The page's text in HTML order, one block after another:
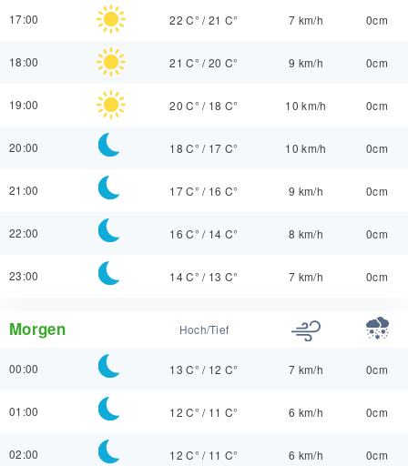
17:00 22 C° /21 C° 7 km/h 0cm
18:00 21 C° /20 C° 9 km/h 0cm
19:00 20 C° / 18 C° 10 km/h 0cm
20:00 18 C° / 17 C° 10 km/h 0cm
21:00 17 C° / 16 C° 9 km/h 0cm
22:00 16 C° / 14 C° 8 km/h 0cm
23:00 14 C° / 13 C° 7 km/h 0cm
Morgen Hoch/Tief
00:00 13 C° / 12 C° 7 km/h 0cm
01:00 12 C° / 11 C° 6 km/h 0cm
02:00 12 C° / 11 C° 6 km/h 0cm